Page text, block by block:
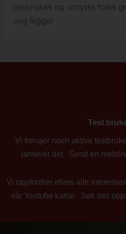
misbrukes og utnytte folks
Jeg legger
Test
Vi trenger noen aktive
lanserer det. Send en
Vi oppfordrer ellers alle
vår Youtube kanal. Søk oss opp